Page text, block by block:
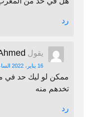
رد
يقول
16 يناير، 2022 الساعة 3:36 م
ممكن لو ليك حد في
تخدهم منه
رد